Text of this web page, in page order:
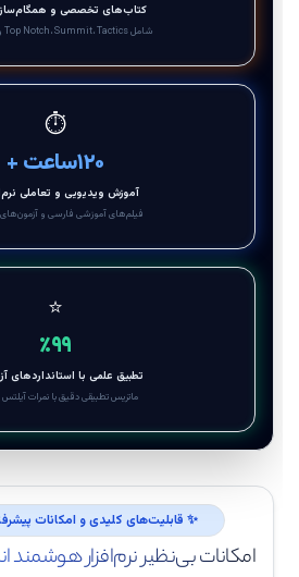
کتاب‌های تخصصی و
شامل Top Notch، Summit، Tactics و Tune In
⏱️
+ ساعت۱۲۰
آموزش ویدیویی و تعاملی
فیلم‌های آموزشی فارسی و
⭐
٪۹۹
تطبیق علمی با استانداردهای
ماتریس تطبیقی دقیق با نمرات
✨ قابلیت‌های کلیدی و امکانات
امکانات بی‌نظیر نرم‌افزار